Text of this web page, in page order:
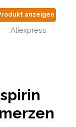
anzeigen
Aliexpress